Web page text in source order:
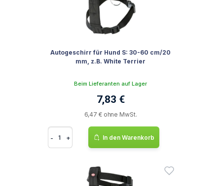
Autogeschirr für Hund S: 30-60 cm/20
mm, z.B. White Terrier
Beim Lieferanten auf Lager
7,83 €
6,47 € ohne MwSt.
- + In den Warenkorb